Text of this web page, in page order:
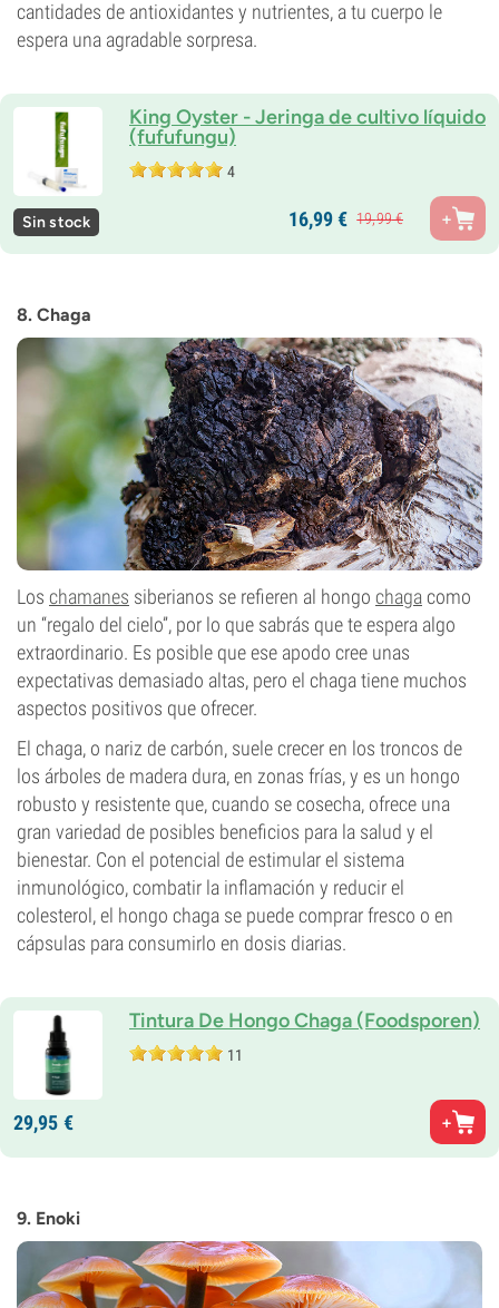
cantidades de antioxidantes y nutrientes, a tu cuerpo le
espera una agradable sorpresa.
King Oyster - Jeringa de cultivo líquido
(fufufungu)
4
Sin stock 16,99€ 19,99€
8. Chaga
Los chamanes siberianos se refieren al hongo chagacomo
un “regalo del cielo”, por lo que sabrás que te espera algo
extraordinario. Es posible que ese apodo cree unas
expectativas demasiado altas, pero el chaga tiene muchos
aspectos positivos que ofrecer.
El chaga, o nariz de carbón, suele crecer en los troncos de
los árboles de madera dura, en zonas frías, y es un hongo
robusto y resistente que, cuando se cosecha, ofrece una
gran variedad de posibles beneficios para la salud y el
bienestar. Con el potencial de estimular el sistema
inmunológico, combatir la inflamación y reducir el
colesterol, el hongo chaga se puede comprar fresco o en
cápsulas para consumirlo en dosis diarias.
Tintura De Hongo Chaga (Foodsporen)
11
29,95 €
9. Enoki